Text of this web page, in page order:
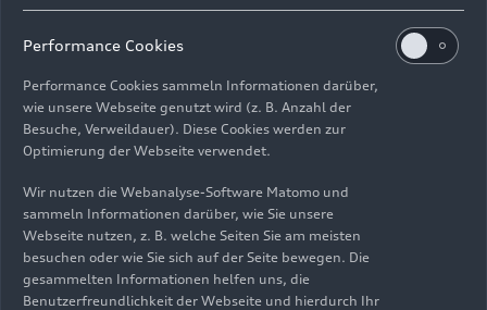
Die Kraftübertragung
Performance Cookies
Performance Cookies sammeln Informationen darüber,
wie unsere Webseite genutzt wird (z. B. Anzahl der
Besuche, Verweildauer). Diese Cookies werden zur
Optimierung der Webseite verwendet.
Wir nutzen die Webanalyse-Software Matomo und
sammeln Informationen darüber, wie Sie unsere
Webseite nutzen, z. B. welche Seiten Sie am meisten
besuchen oder wie Sie sich auf der Seite bewegen. Die
gesammelten Informationen helfen uns, die
Benutzerfreundlichkeit der Webseite und hierdurch Ihr